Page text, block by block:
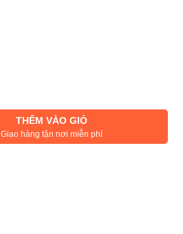
THÊM VÀO GIỎ
Giao hàng tận nơi miễn phí